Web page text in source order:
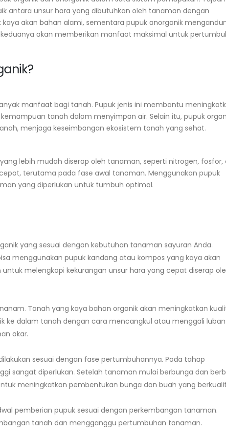
antara unsur hara yang dibutuhkan oleh tanaman dengan
akan bahan alami, sementara pupuk anorganik
akan memberikan manfaat maksimal untuk
manfaat bagi tanah. Pupuk jenis ini membantu
tanah dalam menyimpan air. Selain itu, pupuk
menjaga keseimbangan ekosistem tanah yang sehat.
lebih mudah diserap oleh tanaman, seperti nitrogen, fosfor,
terutama pada fase awal tanaman. Menggunakan pupuk
yang diperlukan untuk tumbuh optimal.
yang sesuai dengan kebutuhan tanaman sayuran Anda.
menggunakan pupuk kandang atau kompos yang kaya akan
melengkapi kekurangan unsur hara yang cepat diserap
Tanah yang kaya bahan organik akan meningkatkan
ke dalam tanah dengan cara mencangkul atau menggali
akar.
sesuai dengan fase pertumbuhannya. Pada tahap
sangat diperlukan. Setelah tanaman mulai berbunga dan
meningkatkan pembentukan bunga dan buah yang
pemberian pupuk sesuai dengan perkembangan tanaman.
tanah dan mengganggu pertumbuhan tanaman.